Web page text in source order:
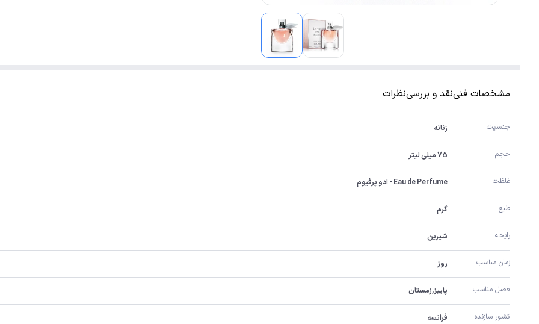
مشخصات فنینقد و بررسینظرات
جنسیت زنانه
حجم 75 میلی لیتر
غلظت Eau de Perfume - ادو پرفیوم
طبع گرم
رایحه شیرین
زمان مناسب روز
فصل مناسب پاییز,زمستان
کشور سازنده فرانسه